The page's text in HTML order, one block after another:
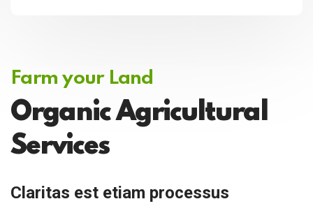
Farm your Land
Organic Agricultural
Services
Claritas est etiam processus